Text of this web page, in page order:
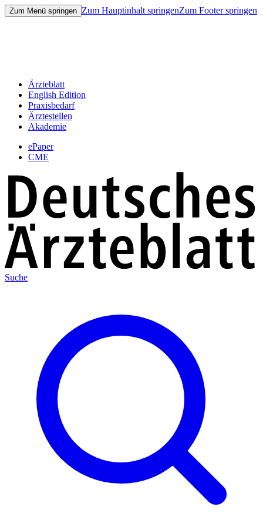
Zum Menü springen Zum Hauptinhalt springenZum Footer springen
Ärzteblatt
English Edition
Praxisbedarf
Ärztestellen
Akademie
ePaper
CME
Suche